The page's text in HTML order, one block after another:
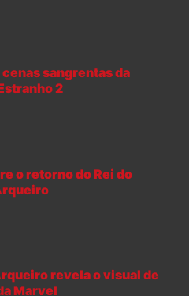
sangrentas da
2
o retorno do Rei do
revela o visual de
Marvel